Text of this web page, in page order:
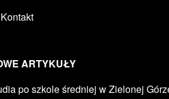
Kontakt
ARTYKUŁY
po szkole średniej w Zielonej